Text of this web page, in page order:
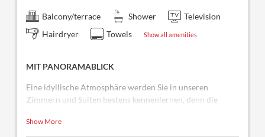
Balcony/terrace Shower
Television
Hairdryer
Towels Show all amenities
MIT PANORAMABLICK
Eine idyllische Atmosphäre werden Sie in unseren
Zimmern und Suiten bestens kennenlernen, denn die
Flair.
Show More